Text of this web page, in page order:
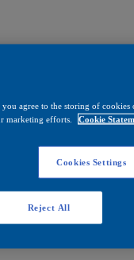
agree to the storing of
marketing efforts.
Cookie
Cookies Settings
Reject All